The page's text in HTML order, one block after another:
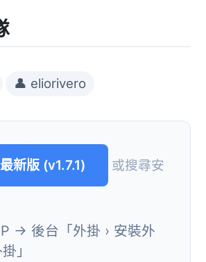
👤 eliorivero
新版 (v1.7.1)
或搜尋安
→ 後台「外掛 › 安裝外
」